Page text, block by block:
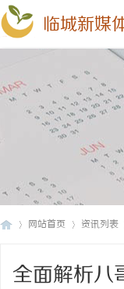
临城新媒
网站首页 资讯列表
全面解析八